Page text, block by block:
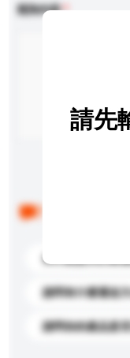
查詢內容
你們能提供的最
請問有什麼運送
請問你的產品是
請先